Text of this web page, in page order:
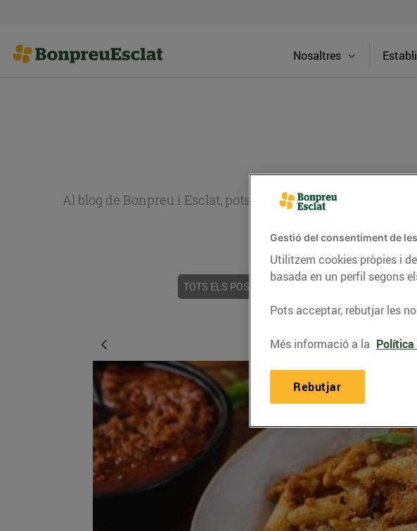
Nosaltres
Al blog de Bonpreu i Esclat, pots trobar receptes, consells
TOTS ELS POSTS CONSELLS I
Gestió del consentiment de
Utilitzem cookies pròpies i
basada en un perfil segons
Pots acceptar, rebutjar les
Més informació a la Política
Rebutjar